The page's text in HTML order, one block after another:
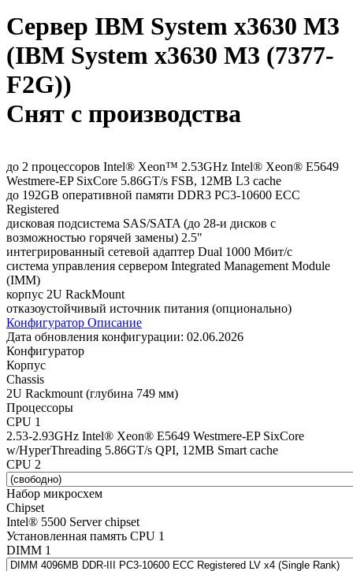
Сервер IBM System x3630 M3
(IBM System x3630 M3 (7377-
F2G))
Снят с производства
до 2 процессоров Intel® Xeon™ 2.53GHz Intel® Xeon® E5649
Westmere-EP SixCore 5.86GT/s FSB, 12MB L3 cache
до 192GB оперативной памяти DDR3 PC3-10600 ECC
Registered
дисковая подсистема SAS/SATA (до 28-и дисков с
возможностью горячей замены) 2.5"
интегрированный сетевой адаптер Dual 1000 Мбит/с
система управления сервером Integrated Management Module
(IMM)
корпус 2U RackMount
отказоустойчивый источник питания (опционально)
Конфигуратор Описание
Дата обновления конфигурации: 02.06.2026
Конфигуратор
Корпус
Chassis
2U Rackmount (глубина 749 мм)
Процессоры
CPU 1
2.53-2.93GHz Intel® Xeon® E5649 Westmere-EP SixCore
w/HyperThreading 5.86GT/s QPI, 12MB Smart cache
CPU 2
Набор микросхем
Chipset
Intel® 5500 Server chipset
Установленная память CPU 1
DIMM 1